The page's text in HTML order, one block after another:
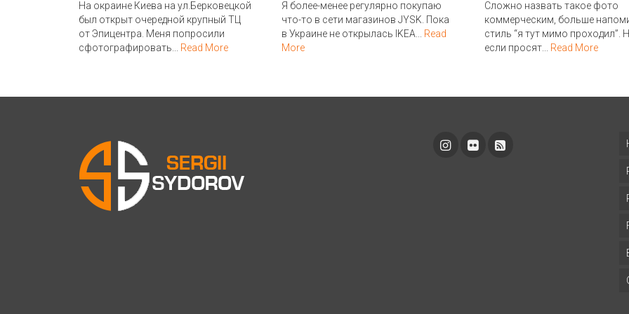
На окраине Киева на ул.Берковецкой
был открыт очередной крупный ТЦ
от Эпицентра. Меня попросили
сфотографировать... Read More
Я более-менее регулярно покупаю
что-то в сети магазинов JYSK. Пока
в Украине не открылась IKEA... Read
More
Сложно назвать такое фото
коммерческим, больше
стиль “я тут мимо проходил”.
если просят... Read More